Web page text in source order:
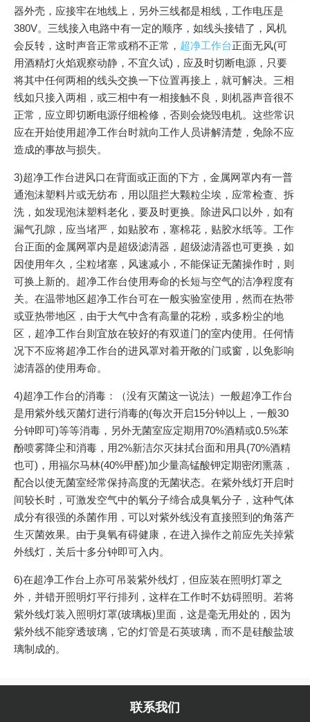
器外壳，应接牢在地线上，另外三线都是相线，工作电压是
380V。三线接入电路中有一定的顺序，如线头接错了，风机
会反转，这时声音正常或稍不正常， 超净工作台正面无风(可
用酒精灯火焰观察动静，不宜久试)，应及时切断电源，只要
将其中任何两相的线头交换一下位置再接上，就可解决。三相
线如只接入两相，或三相中有一相接触不良，则机器声音很不
正常，应立即切断电源仔细检修，否则会烧毁电机。这些常识
应在开始使用超净工作台时就向工作人员讲解清楚，免除不应
造成的事故与损失。
3)超净工作台进风口在背面或正面的下方，金属网罩内有一普
通泡沫塑料片或无纺布，用以阻拦大颗粒尘埃，应常检查、拆
洗，如发现泡沫塑料老化，要及时更换。除进风口以外，如有
漏气孔隙，应当堵严，如贴胶布，塞棉花，贴胶水纸等。工作
台正面的金属网罩内是超级滤清器，超级滤清器也可更换，如
因使用年久，尘粒堵塞，风速减小，不能保证无菌操作时，则
可换上新的。超净工作台使用寿命的长短与空气的洁净程度有
关。在温带地区超净工作台可在一般实验室使用，然而在热带
或亚热带地区，由于大气中含有高量的花粉，或多粉尘的地
区，超净工作台则宜放在较好的有双道门的室内使用。任何情
况下不应将超净工作台的进风罩对着开敞的门或窗，以免影响
滤清器的使用寿命。
4)超净工作台的消毒：（没有灭菌这一说法）一般超净工作台
是用紫外线灭菌灯进行消毒的(每次开启15分钟以上，一般30
分钟即可)等等消毒，另外无菌室应定期用70%酒精或0.5%苯
酚喷雾降尘和消毒，用2%新洁尔灭抹拭台面和用具(70%酒精
也可)，用福尔马林(40%甲醛)加少量高锰酸钾定期密闭熏蒸，
配合以使无菌室经常保持高度的无菌状态。在紫外线灯开启时
间较长时，可激发空气中的氧分子缔合成臭氧分子，这种气体
成分有很强的杀菌作用，可以对紫外线没有直接照到的角落产
生灭菌效果。由于臭氧有碍健康，在进入操作之前应先关掉紫
外线灯，关后十多分钟即可入内。
6)在超净工作台上亦可吊装紫外线灯，但应装在照明灯罩之
外，并错开照明灯平行排列，这样在工作时不妨碍照明。若将
紫外线灯装入照明灯罩(玻璃板)里面，这是毫无用处的，因为
紫外线不能穿透玻璃，它的灯管是石英玻璃，而不是硅酸盐玻
璃制成的。
联系我们